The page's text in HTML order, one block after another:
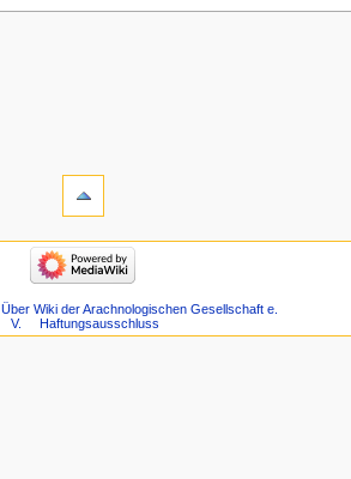
Über Wiki der Arachnologischen Gesellschaft e.
V.
Haftungsausschluss